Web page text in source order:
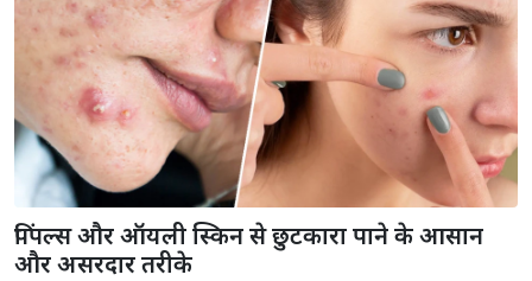
पिंपल्स और ऑयली स्किन से छुटकारा पाने के आसान
और असरदार तरीके